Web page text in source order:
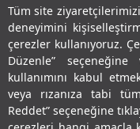
Tüm site
deneyimini
çerezler kullanıyoruz.
Düzenle”
kullanımını kabul
veya rızanıza tabi
Reddet” seçeneğine
Adres & İletişim